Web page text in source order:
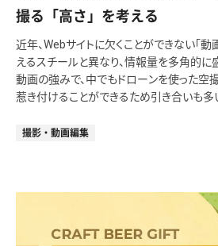
撮る「高さ」を考える
近年、Webサイトに欠くことができない「
えるスチールと異なり、情報量を多角的に
動画の強みで、中でもドローンを使った空
惹き付けることができるため引き合いも多
撮影・動画編集